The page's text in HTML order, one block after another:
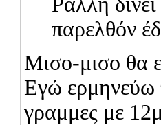
παρελθόν
Μισο-μισο θα
Εγώ ερμηνεύω
γραμμες με